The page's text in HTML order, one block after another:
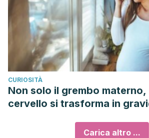
CURIOSITÀ
Non solo il grembo materno,
cervello si trasforma in
Carica altro ...